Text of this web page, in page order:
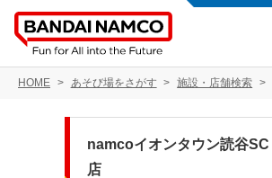
HOME あそび場をさがす 施設・店舗検索
namcoイオンタウン読谷SC
店